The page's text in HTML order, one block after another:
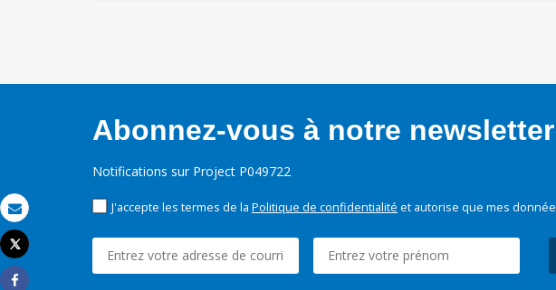
Email
Imprimer
Tweet
Abonnez-vous à notre
Notifications sur Project P049722
J'accepte les termes de la Politique de confidentialité et autorise que mes